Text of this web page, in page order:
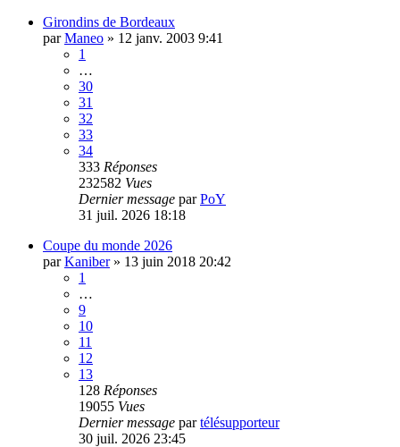
Girondins de Bordeaux
parManeo » 12 janv. 2003 9:41
1
…
30
31
32
33
34
333 Réponses
232582 Vues
Dernier message parPoY
31 juil. 2026 18:18
Coupe du monde 2026
parKaniber» 13 juin 2018 20:42
1
…
9
10
11
12
13
128 Réponses
19055 Vues
Dernier message partélésupporteur
30 juil. 2026 23:45